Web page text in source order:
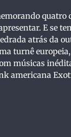
quatro
E se
atrás da
turnê
músicas
americana